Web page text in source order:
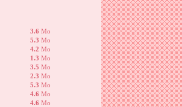
3.6 Mo
5.3 Mo
4.2 Mo
1.3 Mo
3.5 Mo
2.3 Mo
5.3 Mo
4.6 Mo
4.6 Mo